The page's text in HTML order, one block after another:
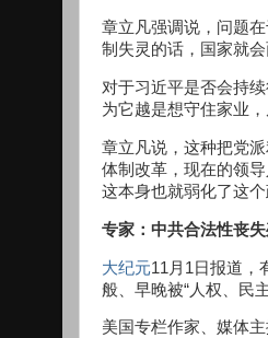
章立凡强调说，问题
制失灵的话，国家就
对于习近平是否会持
为它越是想守住家业，
章立凡说，这种把党
体制改革，现在的领
这本身也就弱化了这个
专家：中共合法性丧
大纪元11月1日报道，
般、早晚被“人权、民
美国专栏作家、媒体